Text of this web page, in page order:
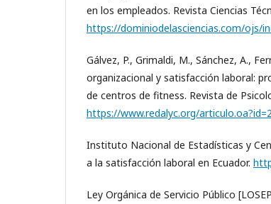
en los empleados. Revista Ciencias
https://dominiodelasciencias.com/ojs/
Gálvez, P., Grimaldi, M., Sánchez, A.,
organizacional y satisfacción laboral:
de centros de fitness. Revista de
https://www.redalyc.org/
Instituto Nacional de Estadísticas y
a la satisfacción laboral en Ecuador.
Ley Orgánica de Servicio Público